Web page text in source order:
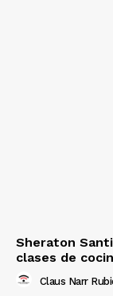
Sheraton
clases de
Claus Narr